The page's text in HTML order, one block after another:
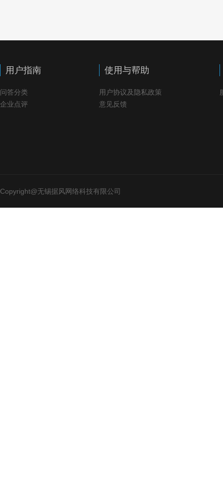
用户指南
问答分类
企业点评
使用与帮助
用户协议及隐私政策
意见反馈
Copyright@无锡据风网络科技有限公司